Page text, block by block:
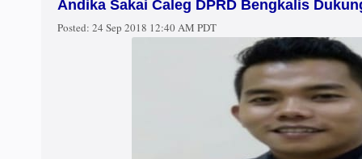
Andika Sakai Caleg DPRD Bengkalis
Posted: 24 Sep 2018 12:40 AM PDT